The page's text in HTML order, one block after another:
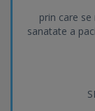
prin care
sanatate a